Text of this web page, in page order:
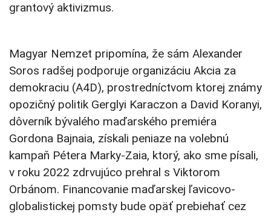
grantový aktivizmus.
Magyar Nemzet pripomína, že sám Alexander
Soros radšej podporuje organizáciu Akcia za
demokraciu (A4D), prostredníctvom ktorej známy
opozičný politik Gerglyi Karaczon a David Koranyi,
dôverník bývalého maďarského premiéra
Gordona Bajnaia, získali peniaze na volebnú
kampaň Pétera Marky-Zaia, ktorý, ako sme písali,
v roku 2022 zdrvujúco prehral s Viktorom
Orbánom. Financovanie maďarskej ľavicovo-
globalistickej pomsty bude opäť prebiehať cez